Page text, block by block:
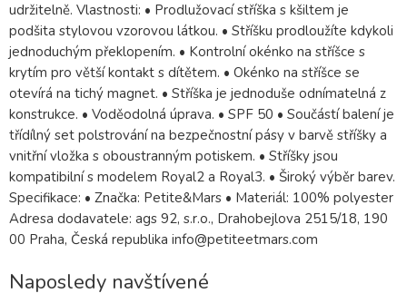
udržitelně. Vlastnosti: • Prodlužovací stříška s kšiltem je
podšita stylovou vzorovou látkou. • Stříšku prodloužíte kdykoli
jednoduchým překlopením. • Kontrolní okénko na stříšce s
krytím pro větší kontakt s dítětem. • Okénko na stříšce se
otevírá na tichý magnet. • Stříška je jednoduše odnímatelná z
konstrukce. • Voděodolná úprava. • SPF 50 • Součástí balení je
třídílný set polstrování na bezpečnostní pásy v barvě stříšky a
vnitřní vložka s oboustranným potiskem. • Stříšky jsou
kompatibilní s modelem Royal2 a Royal3. • Široký výběr barev.
Specifikace: • Značka: Petite&Mars • Materiál: 100% polyester
Adresa dodavatele: ags 92, s.r.o., Drahobejlova 2515/18, 190
00 Praha, Česká republika info@petiteetmars.com
Naposledy navštívené